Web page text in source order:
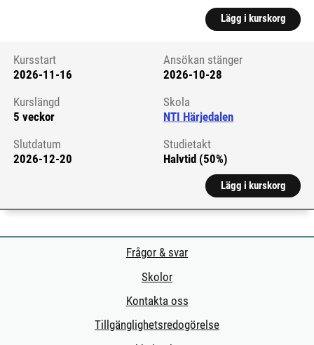
Lägg i kurskorg
Kursstart 6289887
Kursstart
2026-11-16
Ansökan stänger
2026-10-28
Kurslängd
5 veckor
Skola
NTI Härjedalen
Slutdatum
2026-12-20
Studietakt
Halvtid (50%)
Lägg i kurskorg
Frågor & svar
Skolor
Kontakta oss
Tillgänglighetsredogörelse